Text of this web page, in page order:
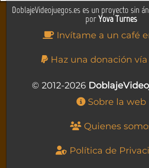
DoblajeVideojuegos.es es un proyecto sin
porYova Turnes
Invítame a un café
Haz una donación vía
© 2012-2026
Sobre la web
Quienes
Política de